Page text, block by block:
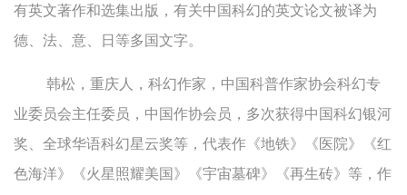
有英文著作和选集出版，有关中国科幻的英文论文被译为
德、法、意、日等多国文字。
韩松，重庆人，科幻作家，中国科普作家协会科幻专
业委员会主任委员，中国作协会员，多次获得中国科幻银河
奖、全球华语科幻星云奖等，代表作《地铁》《医院》《红
色海洋》《火星照耀美国》《宇宙墓碑》《再生砖》等，作